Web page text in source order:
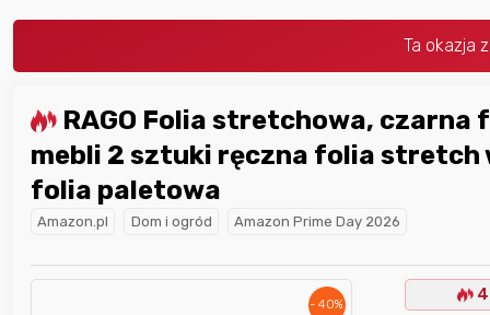
mebli 2 sztuki ręczna folia stretch
folia paletowa
Amazon.pl Dom i ogród
Amazon Prime Day 2026
- 40%
najlepszego
w poprzednim
Nagroda dlanajlepszego
użytkownikaw tym miesiącu: